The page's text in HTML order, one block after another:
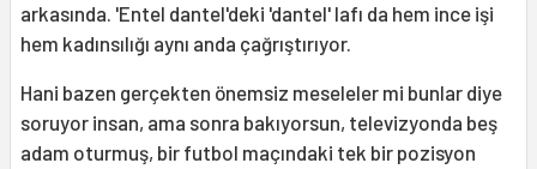
arkasında. 'Entel dantel'deki 'dantel' lafı da hem ince işi
hem kadınsılığı aynı anda çağrıştırıyor.
Hani bazen gerçekten önemsiz meseleler mi bunlar diye
soruyor insan, ama sonra bakıyorsun, televizyonda beş
adam oturmuş, bir futbol maçındaki tek bir pozisyon